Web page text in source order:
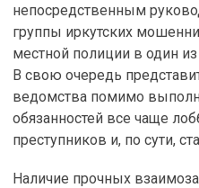
непосредственным
группы иркутских
местной полиции в один
В свою очередь
ведомства помимо
обязанностей все чаще
преступников и, по сути,
Наличие прочных